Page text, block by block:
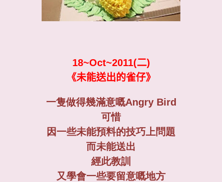
18~Oct~2011(二)
《未能送出的雀仔》
一隻做得幾滿意嘅Angry Bird
可惜
因一些未能預料的技巧上問題
而未能送出
經此教訓
又學會一些要留意嘅地方